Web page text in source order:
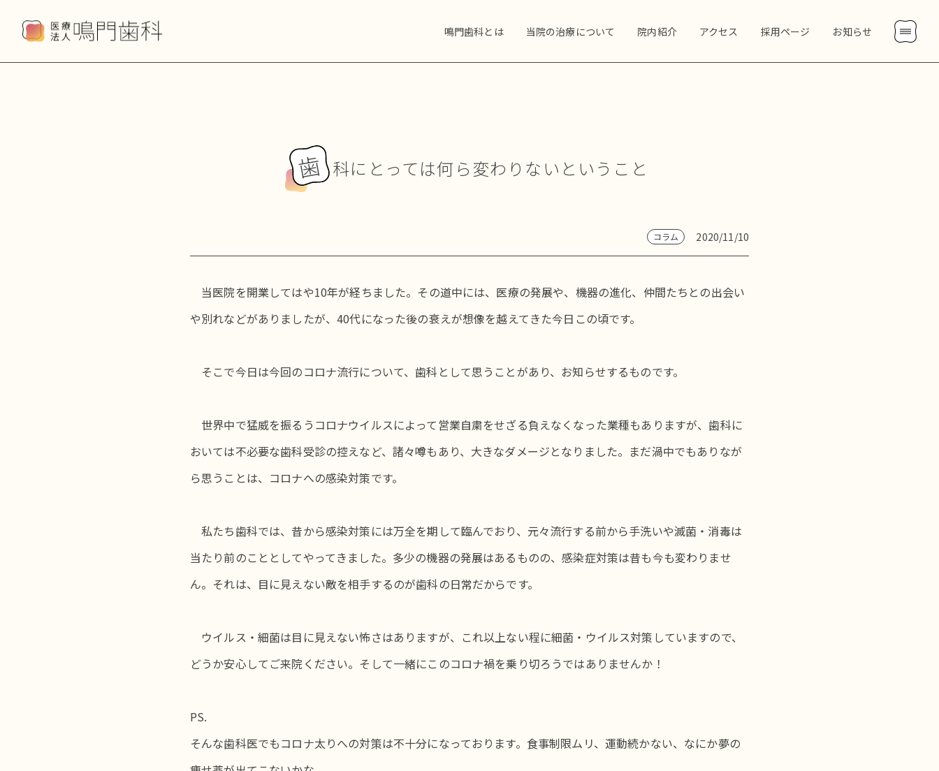
鳴門歯科とは 当院の治療について 院内紹介 アクセス 採用ページ お知らせ
歯 科にとっては何ら変わりないということ
コラム 2020/11/10
当医院を開業してはや10年が経ちました。その道中には、医療の発展や、機器の進化、仲間たちとの出会い
や別れなどがありましたが、40代になった後の衰えが想像を越えてきた今日この頃です。
そこで今日は今回のコロナ流行について、歯科として思うことがあり、お知らせするものです。
世界中で猛威を振るうコロナウイルスによって営業自粛をせざる負えなくなった業種もありますが、歯科に
おいては不必要な歯科受診の控えなど、諸々噂もあり、大きなダメージとなりました。まだ渦中でもありなが
ら思うことは、コロナへの感染対策です。
私たち歯科では、昔から感染対策には万全を期して臨んでおり、元々流行する前から手洗いや滅菌・消毒は
当たり前のこととしてやってきました。多少の機器の発展はあるものの、感染症対策は昔も今も変わりませ
ん。それは、目に見えない敵を相手するのが歯科の日常だからです。
ウイルス・細菌は目に見えない怖さはありますが、これ以上ない程に細菌・ウイルス対策していますので、
どうか安心してご来院ください。そして一緒にこのコロナ禍を乗り切ろうではありませんか！
PS.
そんな歯科医でもコロナ太りへの対策は不十分になっております。食事制限ムリ、運動続かない、なにか夢の